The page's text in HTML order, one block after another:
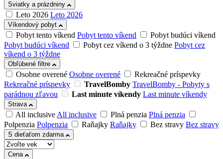
Sviatky a prázdniny
Leto 2026 Leto 2026
Víkendový pobyt
Pobyt tento víkend Pobyt tento víkend
Pobyt budúci víkend
Pobyt budúci víkend
Pobyt cez víkend o 3 týždne Pobyt cez
víkend o 3 týždne
Obľúbené filtre
Osobne overené Osobne overené
Rekreačné príspevky
Rekreačné príspevky
TravelBomby TravelBomby - Pobyty s
parádnou zľavou
Last minute víkendy Last minute víkendy
Strava
All inclusiveAll inclusive Plná penzia Plná penzia
Polpenzia Polpenzia Raňajky Raňajky Bez stravy Bez stravy
S dieťaťom zdarma
Cena